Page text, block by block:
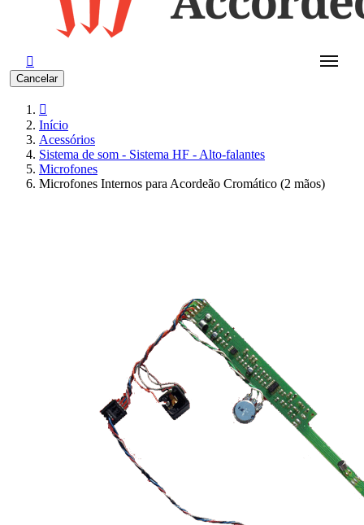

Cancelar

Início
Acessórios
Sistema de som - Sistema HF - Alto-falantes
Microfones
Microfones Internos para Acordeão Cromático (2 mãos)